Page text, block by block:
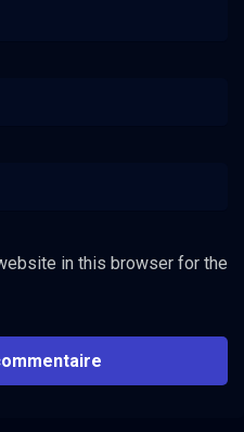
in this browser for the